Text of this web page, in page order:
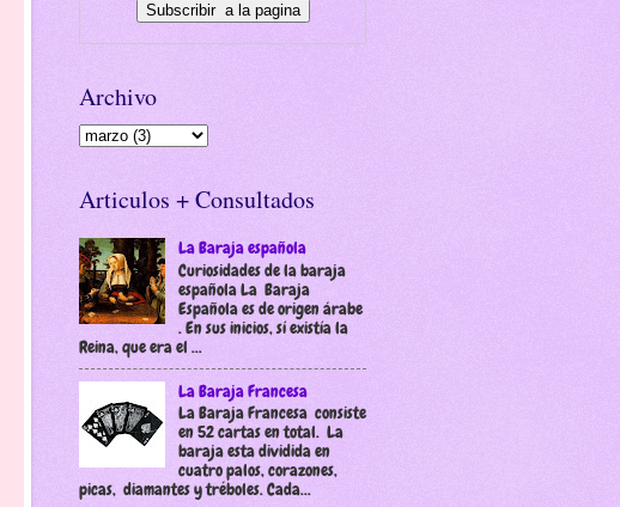
Archivo
Articulos + Consultados
La Baraja española
Curiosidades de la baraja
española La Baraja
Española es de origen árabe
. En sus inicios, sí existía la
Reina, que era el ...
La Baraja Francesa
La Baraja Francesa consiste
en 52 cartas en total. La
baraja esta dividida en
cuatro palos, corazones,
picas, diamantes y tréboles. Cada...